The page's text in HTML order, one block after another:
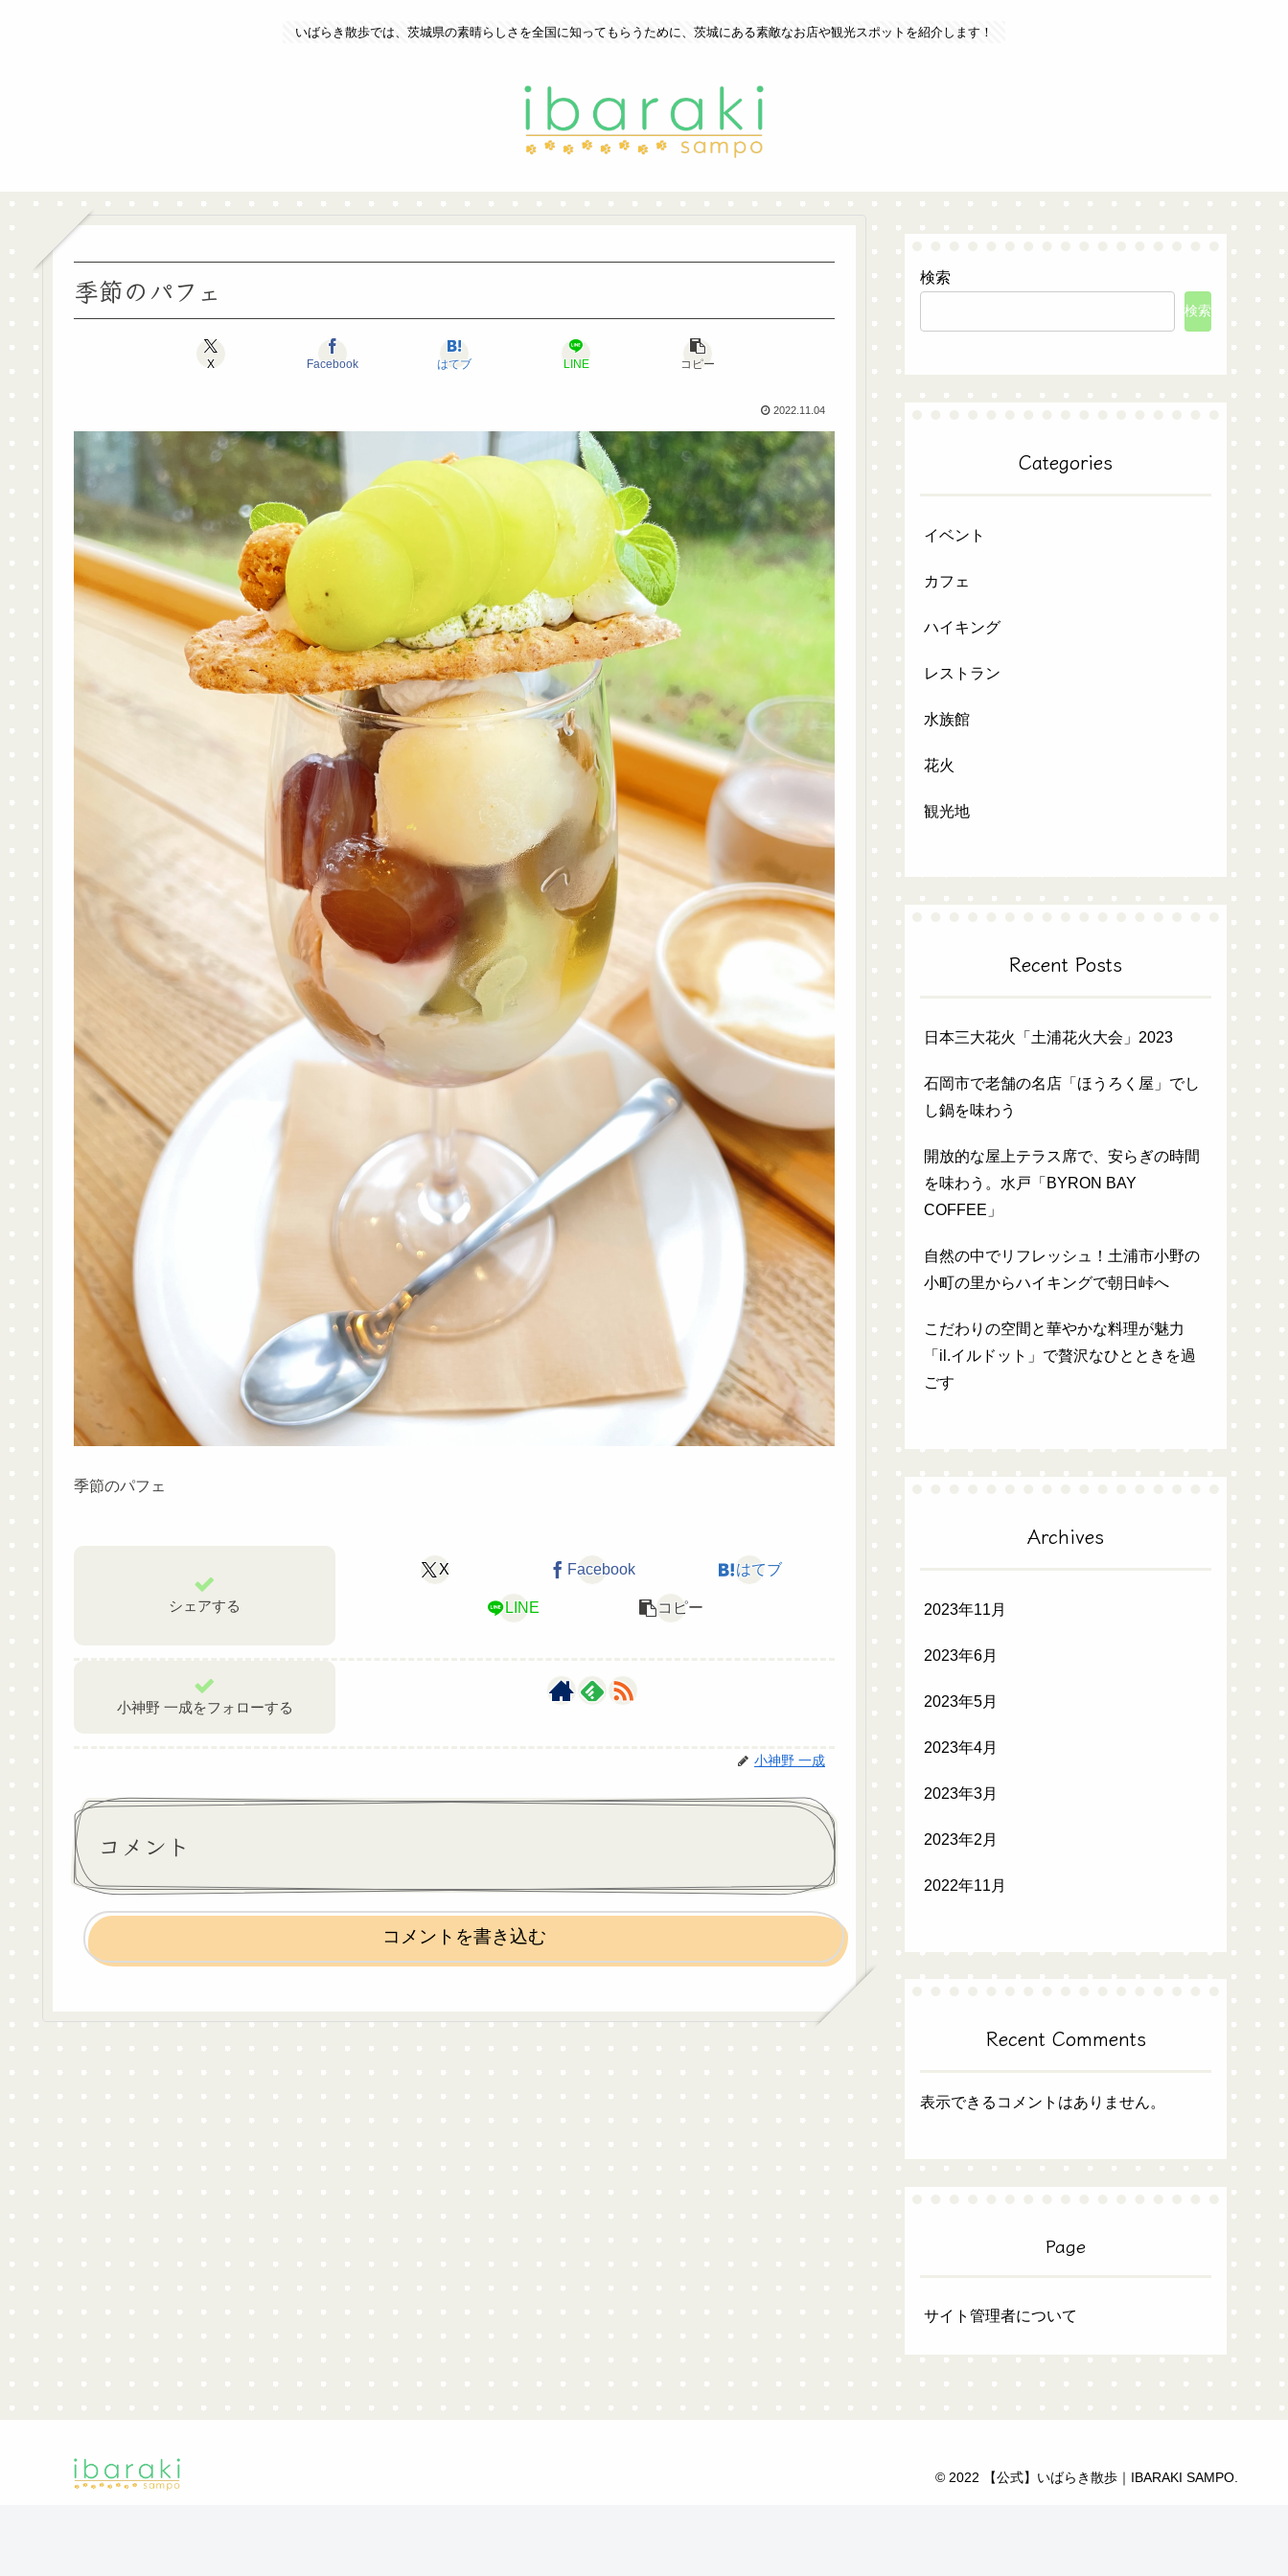
いばらき散歩では、茨城県の素晴らしさを全国に知ってもらうために、茨城にある素敵なお店や観光スポットを紹介します！
季節のパフェ
X Facebook はてブ LINE コピー
2022.11.04
季節のパフェ
シェアする
X Facebook はてブ
LINE コピー
小神野 一成をフォローする
小神野 一成
コメント
コメントを書き込む
検索
検索
Categories
イベント
カフェ
ハイキング
レストラン
水族館
花火
観光地
Recent Posts
日本三大花火「土浦花火大会」2023
石岡市で老舗の名店「ほうろく屋」でし
し鍋を味わう
開放的な屋上テラス席で、安らぎの時間
を味わう。水戸「BYRON BAY
COFFEE」
自然の中でリフレッシュ！土浦市小野の
小町の里からハイキングで朝日峠へ
こだわりの空間と華やかな料理が魅力
「il.イルドット」で贅沢なひとときを過
ごす
Archives
2023年11月
2023年6月
2023年5月
2023年4月
2023年3月
2023年2月
2022年11月
Recent Comments
表示できるコメントはありません。
Page
サイト管理者について
© 2022 【公式】いばらき散歩｜IBARAKI SAMPO.